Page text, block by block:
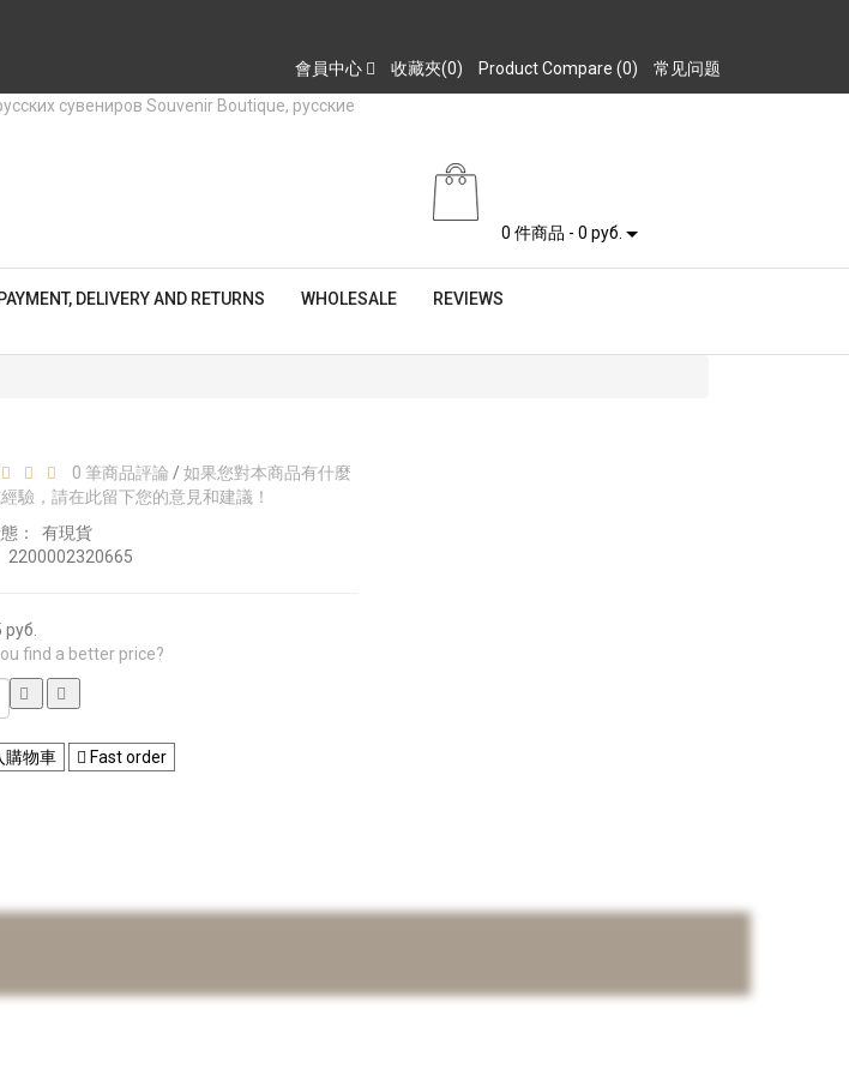
會員中心 收藏夾(0) Product Compare (0) 常见问题
0 件商品 - 0 руб.
PAYMENT, DELIVERY AND RETURNS WHOLESALE REVIEWS
0 筆商品評論 / 如果您對本商品有什麼
驗，請在此留下您的意見和建議！
： 有現貨
2200002320665
find a better price?
購物車 Fast order